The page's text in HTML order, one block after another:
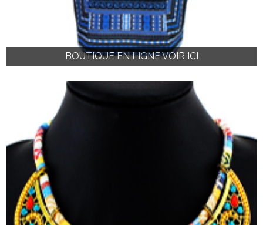
BOUTIQUE EN LIGNE VOIR ICI